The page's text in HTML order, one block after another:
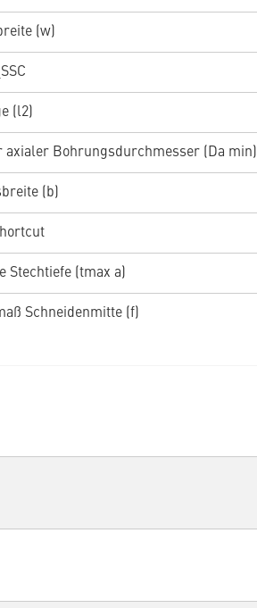
(w)
(l2)
axialer Bohrungsdurchmesser (Da min)
(b)
Stechtiefe (tmax a)
Schneidenmitte (f)